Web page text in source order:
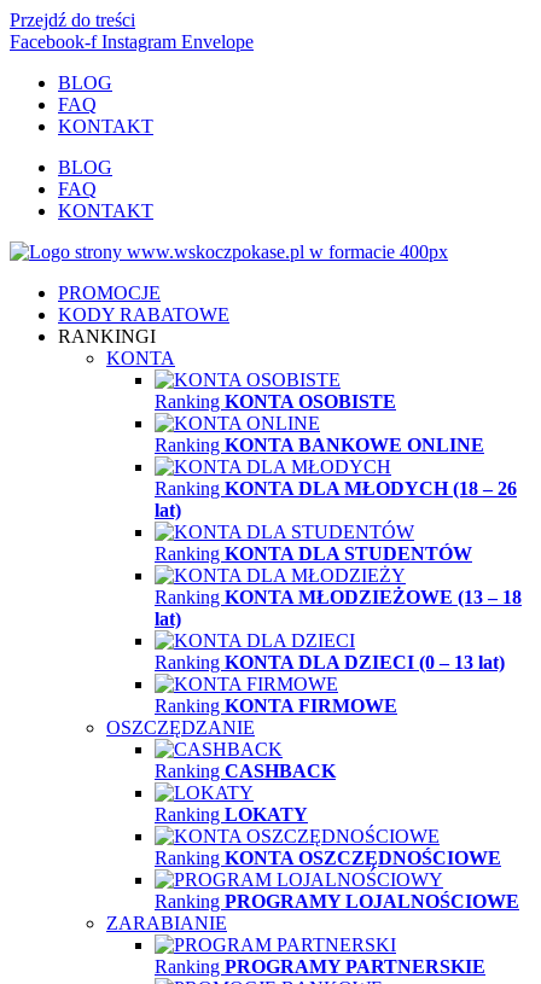
Przejdź do treści
Facebook-f Instagram Envelope
BLOG
FAQ
KONTAKT
BLOG
FAQ
KONTAKT
PROMOCJE
KODY RABATOWE
RANKINGI
KONTA
Ranking KONTA OSOBISTE
Ranking KONTA BANKOWE ONLINE
Ranking KONTA DLA MŁODYCH (18 – 26
lat)
Ranking KONTA DLA STUDENTÓW
Ranking KONTA MŁODZIEŻOWE (13 – 18
lat)
Ranking KONTA DLA DZIECI (0 – 13 lat)
Ranking KONTA FIRMOWE
OSZCZĘDZANIE
Ranking CASHBACK
Ranking LOKATY
Ranking KONTA OSZCZĘDNOŚCIOWE
Ranking PROGRAMY LOJALNOŚCIOWE
ZARABIANIE
Ranking PROGRAMY PARTNERSKIE